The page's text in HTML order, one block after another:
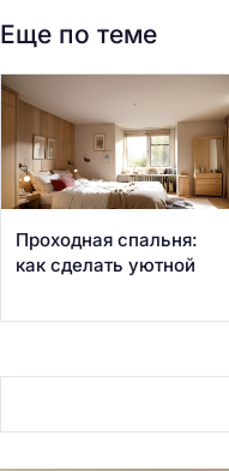
Еще по теме
Проходная спальня:
как сделать уютной